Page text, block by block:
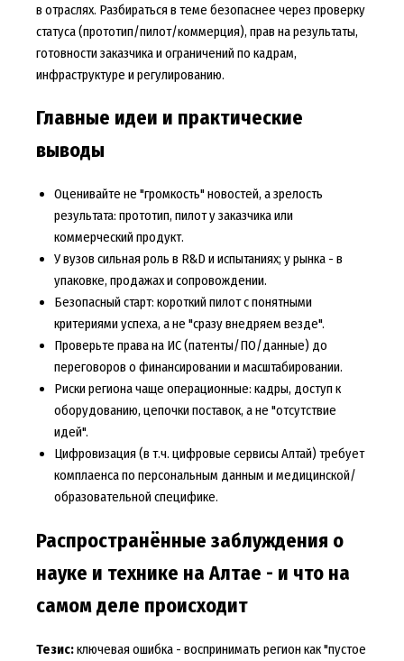
в отраслях. Разбираться в теме безопаснее через проверку
статуса (прототип/пилот/коммерция), прав на результаты,
готовности заказчика и ограничений по кадрам,
инфраструктуре и регулированию.
Главные идеи и практические
выводы
Оценивайте не "громкость" новостей, а зрелость
результата: прототип, пилот у заказчика или
коммерческий продукт.
У вузов сильная роль в R&D и испытаниях; у рынка - в
упаковке, продажах и сопровождении.
Безопасный старт: короткий пилот с понятными
критериями успеха, а не "сразу внедряем везде".
Проверьте права на ИС (патенты/ПО/данные) до
переговоров о финансировании и масштабировании.
Риски региона чаще операционные: кадры, доступ к
оборудованию, цепочки поставок, а не "отсутствие
идей".
Цифровизация (в т.ч. цифровые сервисы Алтай) требует
комплаенса по персональным данным и медицинской/
образовательной специфике.
Распространённые заблуждения о
науке и технике на Алтае - и что на
самом деле происходит
Тезис:ключевая ошибка - воспринимать регион как "пустое